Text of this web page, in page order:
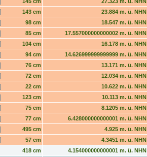
143 cm
23.884 m. ü. NHN
98 cm
18.547 m. ü. NHN
85 cm
17.557000000000002 m. ü. NHN
104 cm
16.178 m. ü. NHN
94 cm
14.626999999999999 m. ü. NHN
76 cm
13.171 m. ü. NHN
72 cm
12.034 m. ü. NHN
22 cm
10.622 m. ü. NHN
123 cm
10.113 m. ü. NHN
75 cm
8.1205 m. ü. NHN
77 cm
6.428000000000001 m. ü. NHN
495 cm
4.925 m. ü. NHN
57 cm
4.3451 m. ü. NHN
418 cm
4.154000000000001 m. ü. NHN